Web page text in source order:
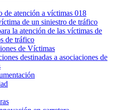
de atención a víctimas 018
de un siniestro de tráfico
la atención de las víctimas de
de tráfico
de Víctimas
destinadas a asociaciones de